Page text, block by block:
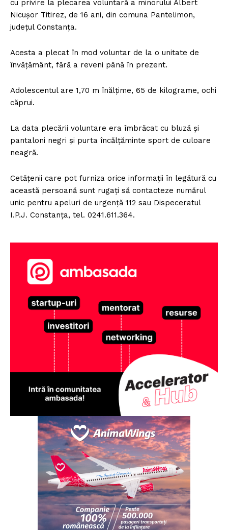
cu privire la plecarea voluntară a minorului Albert
Nicușor Titirez, de 16 ani, din comuna Pantelimon,
județul Constanța.
Acesta a plecat în mod voluntar de la o unitate de
învățământ, fără a reveni până în prezent.
Adolescentul are 1,70 m înălțime, 65 de kilograme, ochi
căprui.
La data plecării voluntare era îmbrăcat cu bluză și
pantaloni negri și purta încălțăminte sport de culoare
neagră.
Cetăţenii care pot furniza orice informaţii în legătură cu
această persoană sunt rugaţi să contacteze numărul
unic pentru apeluri de urgență 112 sau Dispeceratul
I.P.J. Constanța, tel. 0241.611.364.